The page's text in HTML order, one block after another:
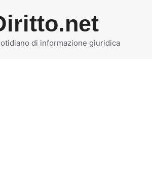
di informazione giuridica